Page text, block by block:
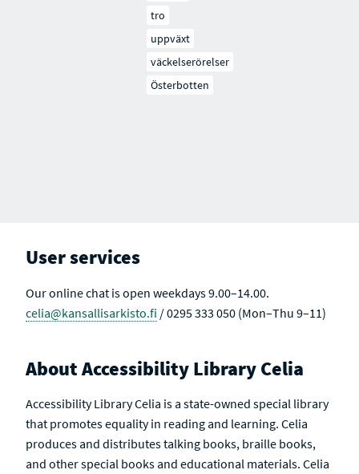
tro
uppväxt
väckelserörelser
Österbotten
User services
Our online chat is open weekdays 9.00–14.00.
celia@kansallisarkisto.fi / 0295 333 050 (Mon–Thu 9–11)
About Accessibility Library Celia
Accessibility Library Celia is a state-owned special library
that promotes equality in reading and learning. Celia
produces and distributes talking books, braille books,
and other special books and educational materials. Celia